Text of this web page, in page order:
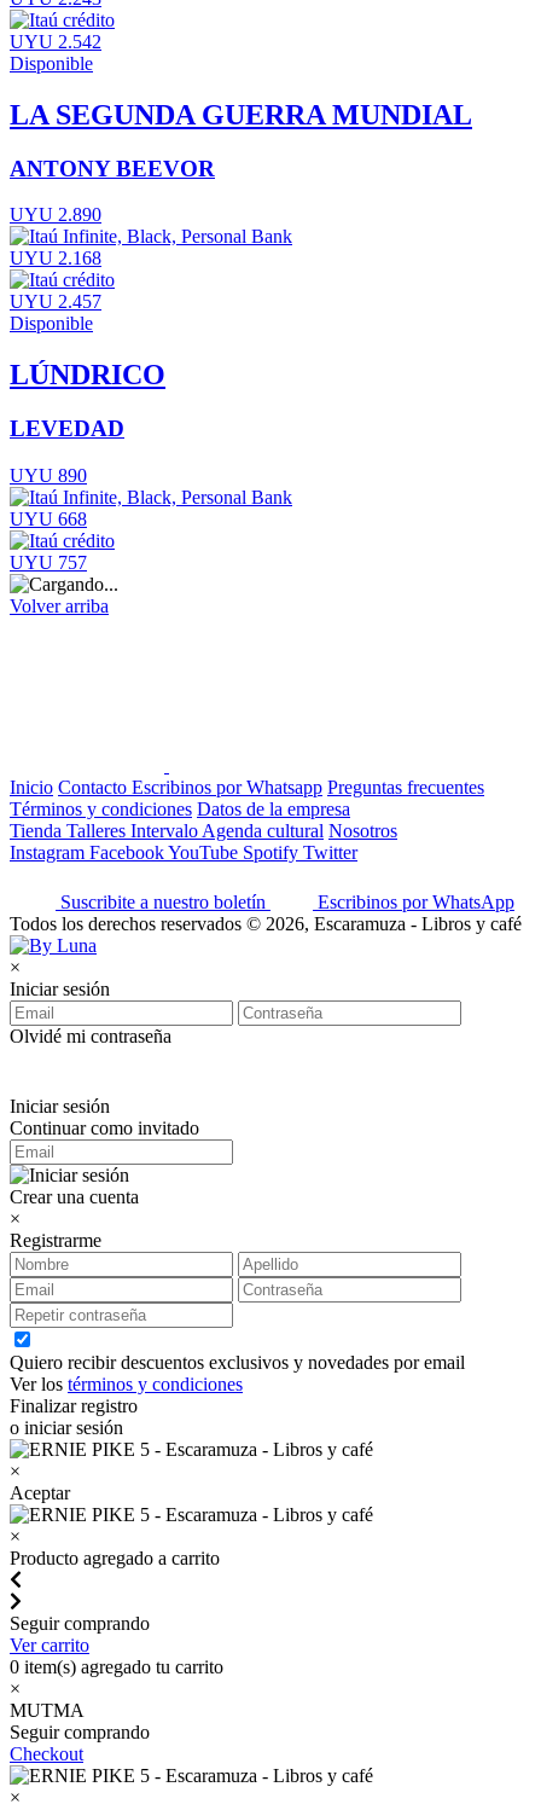
UYU 2.542
Disponible
LA SEGUNDA GUERRA MUNDIAL
ANTONY BEEVOR
UYU 2.890
UYU 2.168
UYU 2.457
Disponible
LÚNDRICO
LEVEDAD
UYU 890
UYU 668
UYU 757
Volver arriba
Inicio Contacto Escribinos por Whatsapp Preguntas frecuentes
Términos y condiciones Datos de la empresa
Tienda Talleres Intervalo Agenda cultural Nosotros
Instagram FacebookYouTube Spotify Twitter
Suscribite a nuestro boletín
Escribinos por WhatsApp
Todos los derechos reservados © 2026, Escaramuza - Libros y café
×
Iniciar sesión
Olvidé mi contraseña
Iniciar sesión
Continuar como invitado
Crear una cuenta
×
Registrarme
Quiero recibir descuentos exclusivos y novedades por email
Ver los términos y condiciones
Finalizar registro
o iniciar sesión
×
Aceptar
×
Producto agregado a carrito
Seguir comprando
Ver carrito
0 item(s) agregado tu carrito
×
MUTMA
Seguir comprando
Checkout
×